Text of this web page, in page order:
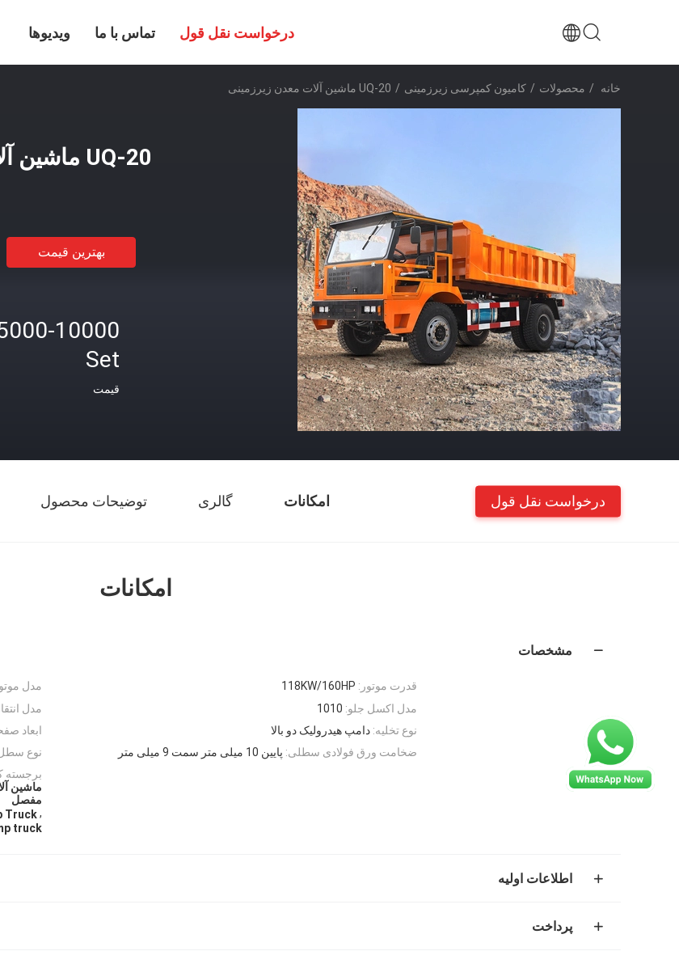
ویدیوها تماس با ما درخواست نقل قول
خانه / محصولات / کامیون کمپرسی زیرزمینی / UQ-20 ماشین آلات معدن زیرزمینی
UQ-20 ماشین آلات معدن زیرزمینی
بهترین قیمت
10000
Set
قیمت
امکانات گالری توضیحات محصول درخواست نقل قول
امکانات
مشخصات
مدل قدرت موتور: 118KW/160HP
مدل
مدل اکسل جلو: 1010
ابعاد
نوع تخلیه: دامپ هیدرولیک دو بالا
نوع
ضخامت ورق فولادی سطلی: پایین 10 میلی متر سمت 9 میلی متر
برجسته
ماشین
مفصل
,
Truck
truck
اطلاعات اولیه
پرداخت